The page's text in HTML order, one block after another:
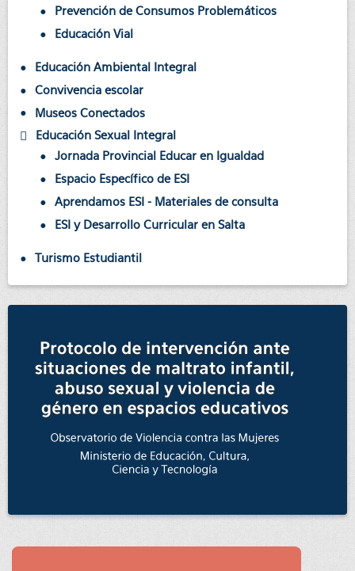
Prevención de Consumos Problemáticos
Educación Vial
Educación Ambiental Integral
Convivencia escolar
Museos Conectados
Educación Sexual Integral
Jornada Provincial Educar en Igualdad
Espacio Específico de ESI
Aprendamos ESI - Materiales de consulta
ESI y Desarrollo Curricular en Salta
Turismo Estudiantil